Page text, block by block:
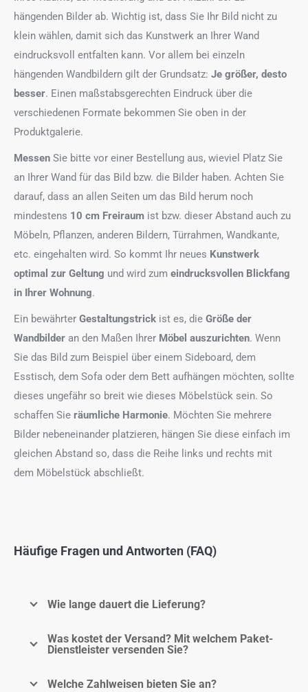
hängenden Bilder ab. Wichtig ist, dass Sie Ihr Bild nicht zu
klein wählen, damit sich das Kunstwerk an Ihrer Wand
eindrucksvoll entfalten kann. Vor allem bei einzeln
hängenden Wandbildern gilt der Grundsatz: Je größer, desto
besser. Einen maßstabsgerechten Eindruck über die
verschiedenen Formate bekommen Sie oben in der
Produktgalerie.
Messen Sie bitte vor einer Bestellung aus, wieviel Platz Sie
an Ihrer Wand für das Bild bzw. die Bilder haben. Achten Sie
darauf, dass an allen Seiten um das Bild herum noch
mindestens 10 cm Freiraum ist bzw. dieser Abstand auch zu
Möbeln, Pflanzen, anderen Bildern, Türrahmen, Wandkante,
etc. eingehalten wird. So kommt Ihr neues Kunstwerk
optimal zur Geltung und wird zum eindrucksvollen Blickfang
in Ihrer Wohnung.
Ein bewährter Gestaltungstrick ist es, die Größe der
Wandbilder an den Maßen Ihrer Möbel auszurichten. Wenn
Sie das Bild zum Beispiel über einem Sideboard, dem
Esstisch, dem Sofa oder dem Bett aufhängen möchten, sollte
dieses ungefähr so breit wie dieses Möbelstück sein. So
schaffen Sie räumliche Harmonie. Möchten Sie mehrere
Bilder nebeneinander platzieren, hängen Sie diese einfach im
gleichen Abstand so, dass die Reihe links und rechts mit
dem Möbelstück abschließt.
Häufige Fragen und Antworten (FAQ)
Wie lange dauert die Lieferung?
Was kostet der Versand? Mit welchem Paket-
Dienstleister versenden Sie?
Welche Zahlweisen bieten Sie an?